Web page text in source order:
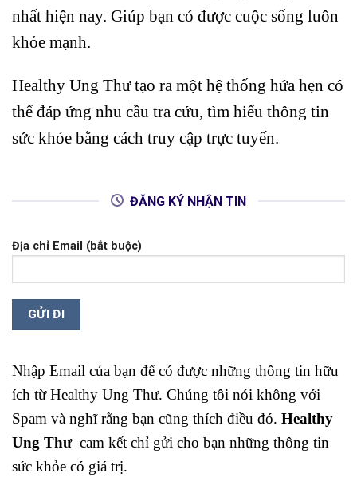
nhất hiện nay. Giúp bạn có được cuộc sống luôn
khỏe mạnh.
Healthy Ung Thư tạo ra một hệ thống hứa hẹn có
thể đáp ứng nhu cầu tra cứu, tìm hiểu thông tin
sức khỏe bằng cách truy cập trực tuyến.
ĐĂNG KÝ NHẬN TIN
Địa chỉ Email (bắt buộc)
Nhập Email của bạn để có được những thông tin hữu
ích từ Healthy Ung Thư. Chúng tôi nói không với
Spam và nghĩ rằng bạn cũng thích điều đó. Healthy
Ung Thư cam kết chỉ gửi cho bạn những thông tin
sức khỏe có giá trị.